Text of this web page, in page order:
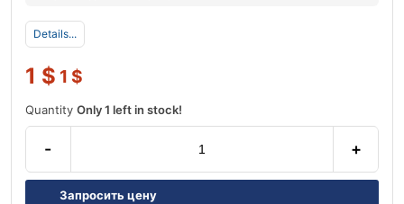
Details...
1 $ 1 $
Quantity Only 1 left in stock!
- +
Запросить цену